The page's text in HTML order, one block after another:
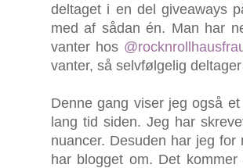
deltaget i en del giveaways
med af sådan én. Man har
vanter hos
vanter, så selvfølgelig
Denne gang viser jeg også
lang tid siden. Jeg har
nuancer. Desuden har jeg
har blogget om. Det